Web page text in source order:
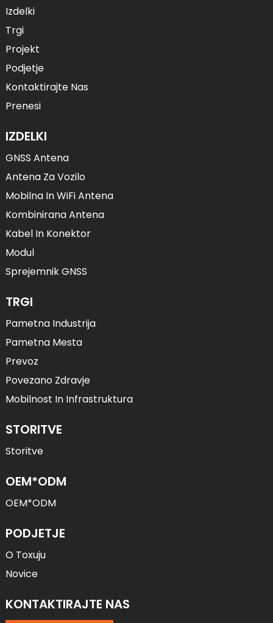
Izdelki
Trgi
Projekt
Podjetje
Kontaktirajte Nas
Prenesi
IZDELKI
GNSS Antena
Antena Za Vozilo
Mobilna In WiFi Antena
Kombinirana Antena
Kabel In Konektor
Modul
Sprejemnik GNSS
TRGI
Pametna Industrija
Pametna Mesta
Prevoz
Povezano Zdravje
Mobilnost In Infrastruktura
STORITVE
Storitve
OEM*ODM
OEM*ODM
PODJETJE
O Toxuju
Novice
KONTAKTIRAJTE NAS